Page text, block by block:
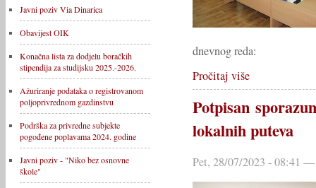
Javni poziv Via Dinarica
Obavijest OIK
Konačna lista za dodjelu boračkih
stipendija za studijsku 2025.-2026.
Ažuriranje podataka o registrovanom
poljoprivrednom gazdinstvu
Podrška za privredne subjekte
pogođene poplavama 2024. godine
Javni poziv - "Niko bez osnovne
škole"
dnevnog reda:
Pročitaj više
Potpisan
lokalnih puteva
Pet, 28/07/2023 - 08:41